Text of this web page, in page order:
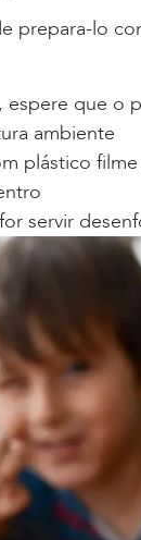
prepara-lo
espere que o
ambiente
plástico
servir